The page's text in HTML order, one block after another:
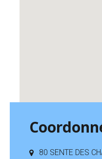
80 SENTE DES